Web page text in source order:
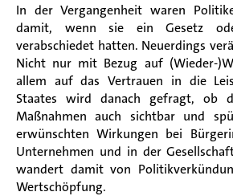
In der Vergangenheit waren
damit, wenn sie ein Gesetz
verabschiedet hatten. Neuerdings
Nicht nur mit Bezug auf (Wieder-
allem auf das Vertrauen in die
Staates wird danach gefragt, ob
Maßnahmen auch sichtbar und
erwünschten Wirkungen bei
Unternehmen und in der
wandert damit von
Wertschöpfung.